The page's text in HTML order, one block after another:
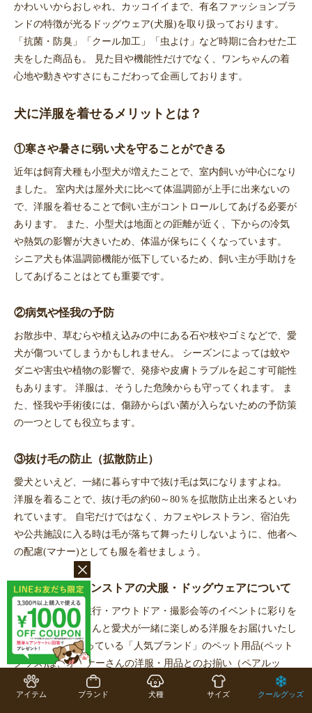
かわいいからおしゃれ、カッコイイまで、有名ファッションブラ
ンドの特徴が光るドッグウェア(犬服)を取り扱っております。
「抗菌・防臭」「クール加工」「虫よけ」など時期に合わせた工
夫をした商品も。 見た目や機能性だけでなく、ワンちゃんの着
心地や動きやすさにもこだわって企画しております。
犬に洋服を着せるメリットとは？
①寒さや暑さに弱い犬を守ることができる
近年は飼育犬種も小型犬が増えたことで、室内飼いが中心になり
ました。 室内犬は屋外犬に比べて体温調節が上手に出来ないの
で、洋服を着せることで飼い主がコントロールしてあげる必要が
あります。 また、小型犬は地面との距離が近く、下からの冷気
や熱気の影響が大きいため、体温が保ちにくくなっています。
シニア犬も体温調節機能が低下しているため、飼い主が手助けを
してあげることはとても重要です。
②病気や怪我の予防
お散歩中、草むらや植え込みの中にある石や枝やゴミなどで、愛
犬が傷ついてしまうかもしれません。 シーズンによっては蚊や
ダニや害虫や植物の影響で、発疹や皮膚トラブルを起こす可能性
もあります。 洋服は、そうした危険からも守ってくれます。 ま
た、怪我や手術後には、傷跡からばい菌が入らないための予防策
の一つとしても役立ちます。
③抜け毛の防止（拡散防止）
愛犬といえど、一緒に暮らす中で抜け毛は気になりますよね。
洋服を着ることで、抜け毛の約60～80％を拡散防止出来るといわ
れています。 自宅だけではなく、カフェやレストラン、宿泊先
や公共施設に入る時は毛が落ちて舞ったりしないように、他者へ
の配慮(マナー)としても服を着せましょう。
Caluluオンラインストアの犬服・ドッグウェアについて
日々のお散歩や旅行・アウトドア・撮影会等のイベントに彩りを
与え、オーナーさんと愛犬が一緒に楽しめる洋服をお届けいたし
ます。 誰もが知っている「人気ブランド」のペット用品(ペット
グッズ)は、オーナーさんの洋服・用品とのお揃い（ペアルッ
ク）が出来るので、より愛犬との生活を楽しく過ごしていただけ
ます。
アイテム ブランド 犬種 サイズ クールグッズ